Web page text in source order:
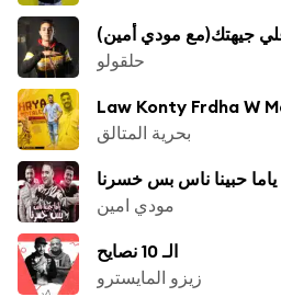
جيهتك(مع مودي أمين)
حلقولو
Law Konty Frdha W
بحرية المتالق
مودي امين
الـ 10 نصايح
زيزو المايسترو